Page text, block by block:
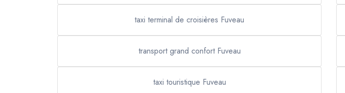
taxi terminal de croisières Fuveau
transport grand confort Fuveau
taxi touristique Fuveau